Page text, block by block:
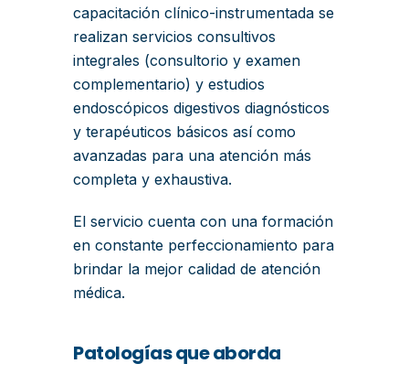
capacitación clínico-instrumentada se
realizan servicios consultivos
integrales (consultorio y examen
complementario) y estudios
endoscópicos digestivos diagnósticos
y terapéuticos básicos así como
avanzadas para una atención más
completa y exhaustiva.
El servicio cuenta con una formación
en constante perfeccionamiento para
brindar la mejor calidad de atención
médica.
Patologías que aborda